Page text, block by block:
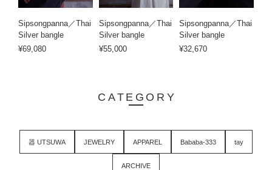
Sipsongpanna／Thai
Silver bangle
¥69,080
Sipsongpanna／Thai
Silver bangle
¥55,000
Sipsongpanna／Thai
Silver bangle
¥32,670
CATEGORY
器 UTSUWA JEWELRY APPAREL Bababa-333 tay
ARCHIVE